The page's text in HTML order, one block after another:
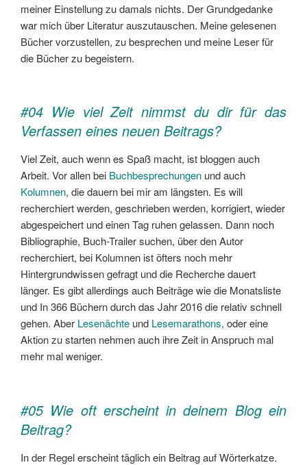
meiner Einstellung zu damals nichts. Der Grundgedanke
war mich über Literatur auszutauschen. Meine gelesenen
Bücher vorzustellen, zu besprechen und meine Leser für
die Bücher zu begeistern.
#04 Wie viel Zeit nimmst du dir für das
Verfassen eines neuen Beitrags?
Viel Zeit, auch wenn es Spaß macht, ist bloggen auch
Arbeit. Vor allen bei Buchbesprechungen und auch
Kolumnen, die dauern bei mir am längsten. Es will
recherchiert werden, geschrieben werden, korrigiert, wieder
abgespeichert und einen Tag ruhen gelassen. Dann noch
Bibliographie, Buch-Trailer suchen, über den Autor
recherchiert, bei Kolumnen ist öfters noch mehr
Hintergrundwissen gefragt und die Recherche dauert
länger. Es gibt allerdings auch Beiträge wie die Monatsliste
und In 366 Büchern durch das Jahr 2016 die relativ schnell
gehen. Aber Lesenächte und Lesemarathons, oder eine
Aktion zu starten nehmen auch ihre Zeit in Anspruch mal
mehr mal weniger.
#05 Wie oft erscheint in deinem Blog ein
Beitrag?
In der Regel erscheint täglich ein Beitrag auf Wörterkatze.